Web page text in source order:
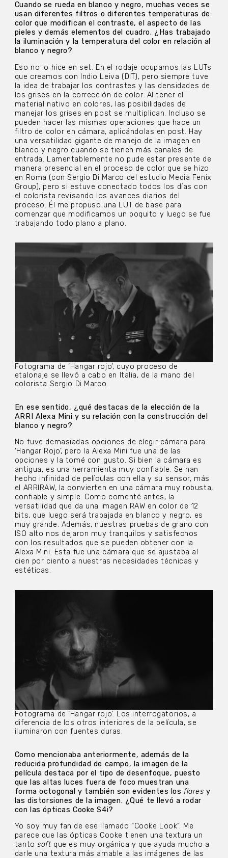
Cuando se rueda en blanco y negro, muchas veces se
usan diferentes filtros o diferentes temperaturas de
color que modifican el contraste, el aspecto de las
pieles y demás elementos del cuadro. ¿Has trabajado
la iluminación y la temperatura del color en relación al
blanco y negro?
Eso no lo hice en set. En el rodaje ocupamos las LUTs
que creamos con Indio Leiva (DIT), pero siempre tuve
la idea de trabajar los contrastes y las densidades de
los grises en la corrección de color. Al tener el
material nativo en colores, las posibilidades de
manejar los grises en post se multiplican. Incluso se
pueden hacer las mismas operaciones que hace un
filtro de color en cámara, aplicándolas en post. Hay
una versatilidad gigante de manejo de la imagen en
blanco y negro cuando se tienen más canales de
entrada. Lamentablemente no pude estar presente de
manera presencial en el proceso de color que se hizo
en Roma (con Sergio Di Marco del estudio Media Fenix
Group), pero si estuve conectado todos los días con
el colorista revisando los avances diarios del
proceso. Él me propuso una LUT de base para
comenzar que modificamos un poquito y luego se fue
trabajando todo plano a plano.
Fotograma de ‘Hangar rojo’, cuyo proceso de
etalonaje se llevó a cabo en Italia, de la mano del
colorista Sergio Di Marco.
En ese sentido, ¿qué destacas de la elección de la
ARRI Alexa Mini y su relación con la construcción del
blanco y negro?
No tuve demasiadas opciones de elegir cámara para
‘Hangar Rojo’, pero la Alexa Mini fue una de las
opciones y la tomé con gusto. Si bien la cámara es
antigua, es una herramienta muy confiable. Se han
hecho infinidad de películas con ella y su sensor, más
el ARRIRAW, la convierten en una cámara muy robusta,
confiable y simple. Como comenté antes, la
versatilidad que da una imagen RAW en color de 12
bits, que luego será trabajada en blanco y negro, es
muy grande. Además, nuestras pruebas de grano con
ISO alto nos dejaron muy tranquilos y satisfechos
con los resultados que se pueden obtener con la
Alexa Mini. Esta fue una cámara que se ajustaba al
cien por ciento a nuestras necesidades técnicas y
estéticas.
Fotograma de ‘Hangar rojo’. Los interrogatorios, a
diferencia de los otros interiores de la película, se
iluminaron con fuentes duras.
Como mencionaba anteriormente, además de la
reducida profundidad de campo, la imagen de la
película destaca por el tipo de desenfoque, puesto
que las altas luces fuera de foco muestran una
forma octogonal y también son evidentes losflares y
las distorsiones de la imagen. ¿Qué te llevó a rodar
con las ópticas Cooke S4i?
Yo soy muy fan de ese llamado “Cooke Look”. Me
parece que las ópticas Cooke tienen una textura un
tantosoft que es muy orgánica y que ayuda mucho a
darle una textura más amable a las imágenes de las